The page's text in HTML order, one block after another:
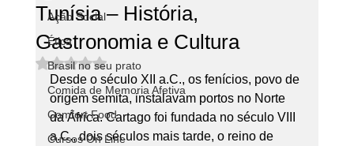
Ação Social
Ética
Brasil no seu prato
Comida de Memoria Afetiva
Comfort Food
Cursos On Line
Tunísia – História,
Gastronomia e Cultura
Avaliado com NaN de 5 estrelas.
Desde o século XII a.C., os fenícios, povo de
origem semita, instalavam portos no Norte
da África. Cartago foi fundada no século VIII
a.C., dois séculos mais tarde, o reino de